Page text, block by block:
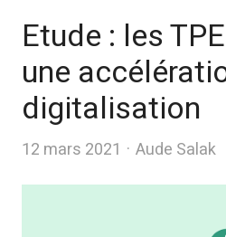
Etude : les
une
digitalisation
12 mars 2021 Author
Aude Salak